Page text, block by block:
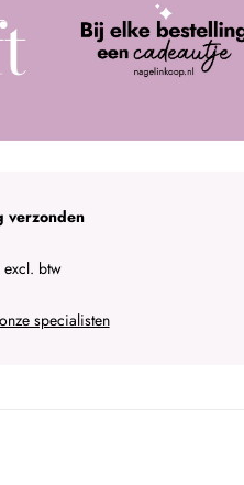
verzonden
btw
specialisten